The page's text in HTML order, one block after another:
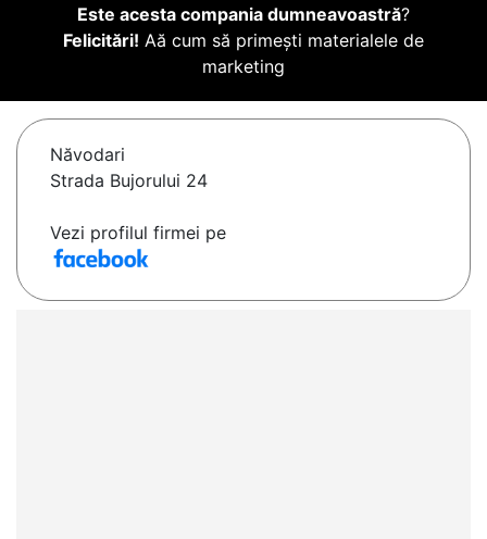
Este acesta compania dumneavoastră?
Felicitări! Aă cum să primești materialele de
marketing
Năvodari
Strada Bujorului 24
Vezi profilul firmei pe